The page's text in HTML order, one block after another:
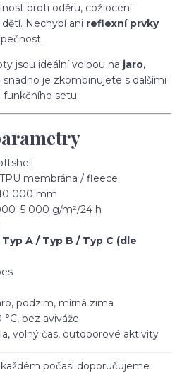
proti oděru, což ocení
Nechybí ani reflexní prvky
jsou ideální volbou na jaro,
snadno je zkombinujete s dalšími
setu.
membrána / fleece
000 mm
000 g/m²/24 h
Typ A / Typ B / Typ C (dle
podzim, mírná zima
°C, bez aviváže
volný čas, outdoorové aktivity
počasí doporučujeme